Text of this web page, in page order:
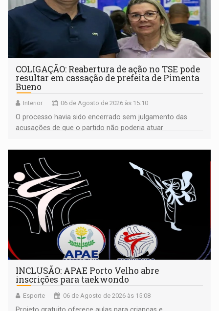
COLIGAÇÃO: Reabertura de ação no TSE pode
resultar em cassação de prefeita de Pimenta
Bueno
Interior 06 de Agosto de 2026 às 15:10
O processo havia sido encerrado sem julgamento das
acusações de que o partido não poderia atuar
INCLUSÃO: APAE Porto Velho abre
inscrições para taekwondo
Esporte 06 de Agosto de 2026 às 15:08
Projeto gratuito oferece aulas para crianças e